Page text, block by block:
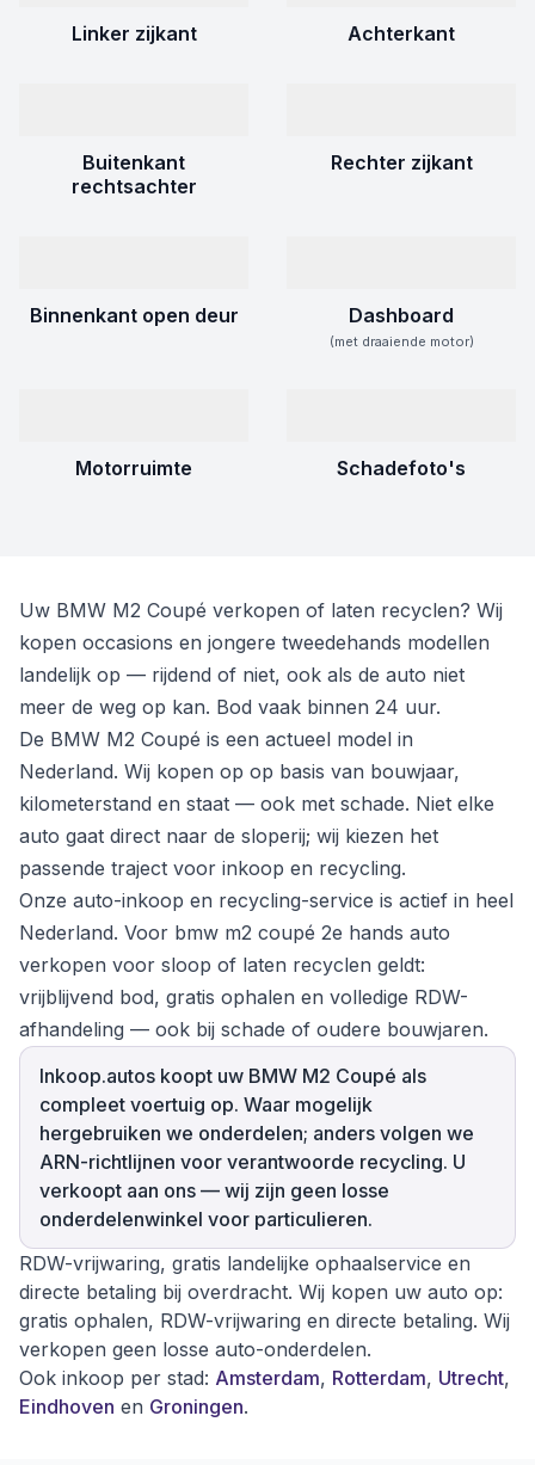
Linker zijkant Achterkant
Buitenkant
rechtsachter
Rechter zijkant
Binnenkant open deur Dashboard
(met draaiende motor)
Motorruimte Schadefoto's
Uw BMW M2 Coupé verkopen of laten recyclen? Wij
kopen occasions en jongere tweedehands modellen
landelijk op — rijdend of niet, ook als de auto niet
meer de weg op kan. Bod vaak binnen 24 uur.
De BMW M2 Coupé is een actueel model in
Nederland. Wij kopen op op basis van bouwjaar,
kilometerstand en staat — ook met schade. Niet elke
auto gaat direct naar de sloperij; wij kiezen het
passende traject voor inkoop en recycling.
Onze auto-inkoop en recycling-service is actief in heel
Nederland. Voor bmw m2 coupé 2e hands auto
verkopen voor sloop of laten recyclen geldt:
vrijblijvend bod, gratis ophalen en volledige RDW-
afhandeling — ook bij schade of oudere bouwjaren.
Inkoop.autos koopt uw BMW M2 Coupé als
compleet voertuig op. Waar mogelijk
hergebruiken we onderdelen; anders volgen we
ARN-richtlijnen voor verantwoorde recycling. U
verkoopt aan ons — wij zijn geen losse
onderdelenwinkel voor particulieren.
RDW-vrijwaring, gratis landelijke ophaalservice en
directe betaling bij overdracht. Wij kopen uw auto op:
gratis ophalen, RDW-vrijwaring en directe betaling. Wij
verkopen geen losse auto-onderdelen.
Ook inkoop per stad: Amsterdam, Rotterdam, Utrecht,
Eindhoven en Groningen.